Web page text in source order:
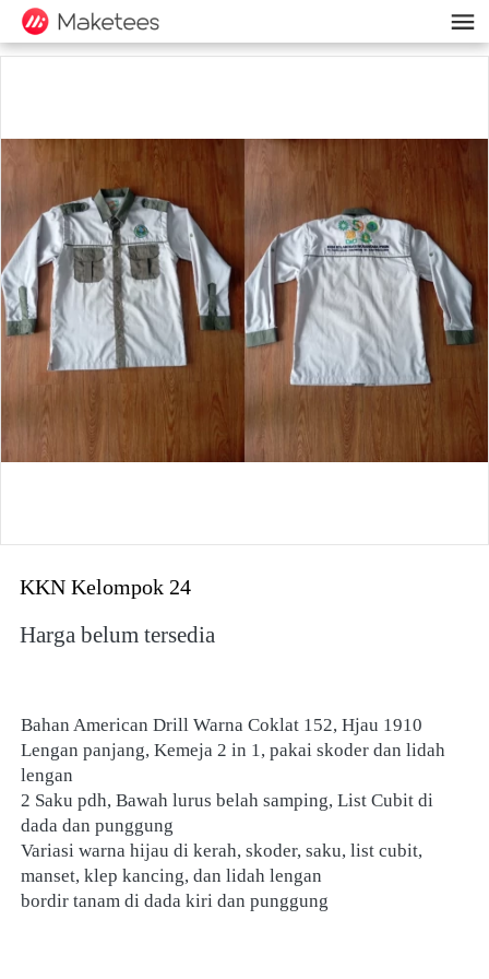
KKN Kelompok 24
Harga belum tersedia
Bahan American Drill Warna Coklat 152, Hjau 1910
Lengan panjang, Kemeja 2 in 1, pakai skoder dan lidah
lengan
2 Saku pdh, Bawah lurus belah samping, List Cubit di
dada dan punggung
Variasi warna hijau di kerah, skoder, saku, list cubit,
manset, klep kancing, dan lidah lengan
bordir tanam di dada kiri dan punggung